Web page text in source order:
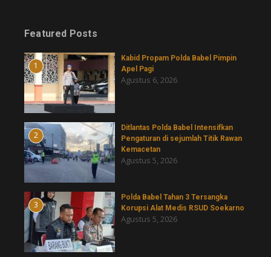
Featured Posts
1
Kabid Propam Polda Babel Pimpin
Apel Pagi
Agustus 6, 2026
2
Ditlantas Polda Babel Intensifkan
Pengaturan di sejumlah Titik Rawan
Kemacetan
Agustus 5, 2026
3
Polda Babel Tahan 3 Tersangka
Korupsi Alat Medis RSUD Soekarno
Agustus 5, 2026